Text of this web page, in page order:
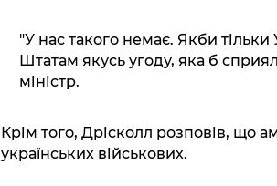
"У нас такого немає. Якби
Штатам якусь угоду, яка б
міністр.
Крім того, Дрісколл розповів, що
українських військових.